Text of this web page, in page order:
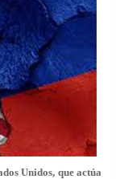
Unidos, que actúa